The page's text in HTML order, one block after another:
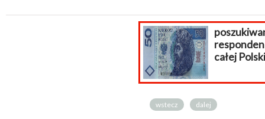
poszukiwani
respondenci z
całej Polski!
wstecz dalej